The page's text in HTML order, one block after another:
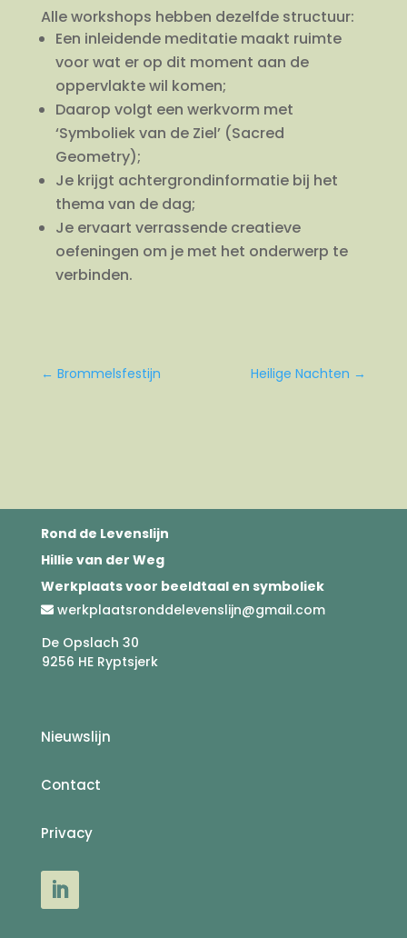
Alle workshops hebben dezelfde structuur:
Een inleidende meditatie maakt ruimte
voor wat er op dit moment aan de
oppervlakte wil komen;
Daarop volgt een werkvorm met
‘Symboliek van de Ziel’ (Sacred
Geometry);
Je krijgt achtergrondinformatie bij het
thema van de dag;
Je ervaart verrassende creatieve
oefeningen om je met het onderwerp te
verbinden.
← Brommelsfestijn Heilige Nachten →
Rond de Levenslijn
Hillie van der Weg
Werkplaats voor beeldtaal en symboliek
werkplaatsronddelevenslijn@gmail.com
De Opslach 30
9256 HE Ryptsjerk
Nieuwslijn
Contact
Privacy